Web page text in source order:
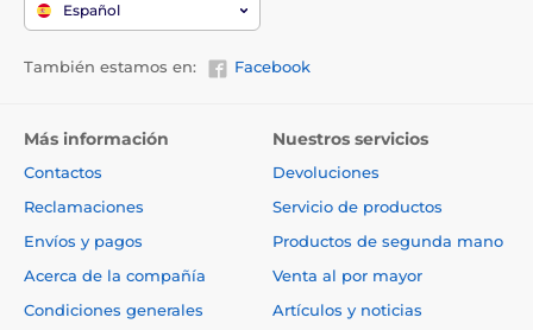
Español
También estamos en: Facebook
Más información
Contactos
Reclamaciones
Envíos y pagos
Acerca de la compañía
Condiciones generales
Nuestros servicios
Devoluciones
Servicio de productos
Productos de segunda mano
Venta al por mayor
Artículos y noticias